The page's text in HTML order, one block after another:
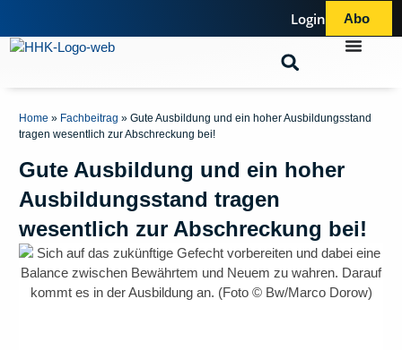
Login Abo
Home » Fachbeitrag »Gute Ausbildung und ein hoher Ausbildungsstand
tragen wesentlich zur Abschreckung bei!
Gute Ausbildung und ein hoher
Ausbildungsstand tragen
wesentlich zur Abschreckung bei!